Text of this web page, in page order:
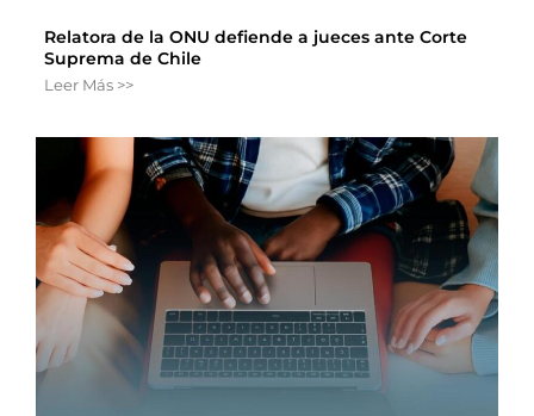
Relatora de la ONU defiende a jueces ante Corte
Suprema de Chile
Leer Más >>